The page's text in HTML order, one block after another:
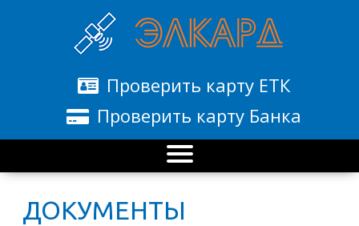
Проверить карту ЕТК
Проверить карту Банка
ДОКУМЕНТЫ